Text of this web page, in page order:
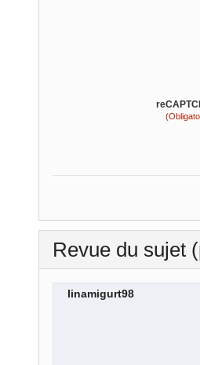
Revue du sujet
linamigurt98